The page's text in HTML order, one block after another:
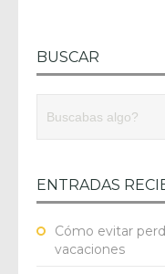
BUSCAR
ENTRADAS
Cómo evitar
vacaciones